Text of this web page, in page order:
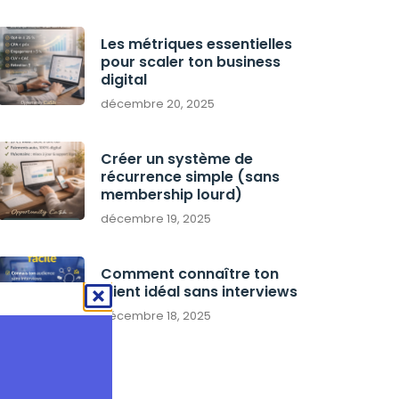
Les métriques essentielles
pour scaler ton business
digital
décembre 20, 2025
Créer un système de
récurrence simple (sans
membership lourd)
décembre 19, 2025
Comment connaître ton
client idéal sans interviews
décembre 18, 2025